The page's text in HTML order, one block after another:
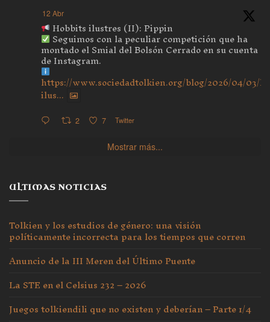
12 Abr
Hobbits ilustres (II): Pippin
Seguimos con la peculiar competición que ha
montado el Smial del Bolsón Cerrado en su cuenta
de Instagram.
https://www.sociedadtolkien.org/blog/2026/04/03/
ilus...
2 7 Twitter
Mostrar más...
ULTIMAS NOTICIAS
Tolkien y los estudios de género: una visión
políticamente incorrecta para los tiempos que corren
Anuncio de la III Meren del Último Puente
La STE en el Celsius 232 – 2026
Juegos tolkiendili que no existen y deberían – Parte 1/4